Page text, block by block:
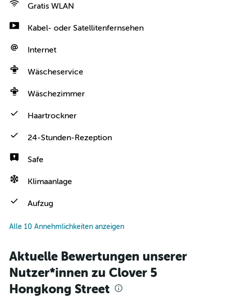
Gratis WLAN
Kabel- oder Satellitenfernsehen
Internet
Wäscheservice
Wäschezimmer
Haartrockner
24-Stunden-Rezeption
Safe
Klimaanlage
Aufzug
Alle 10 Annehmlichkeiten anzeigen
Aktuelle Bewertungen unserer
Nutzer*innen zu Clover 5
Hongkong Street